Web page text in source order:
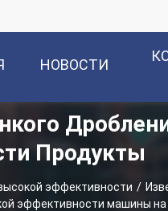
НОВОСТИ
Продукты
эффективности /
эффективности машины